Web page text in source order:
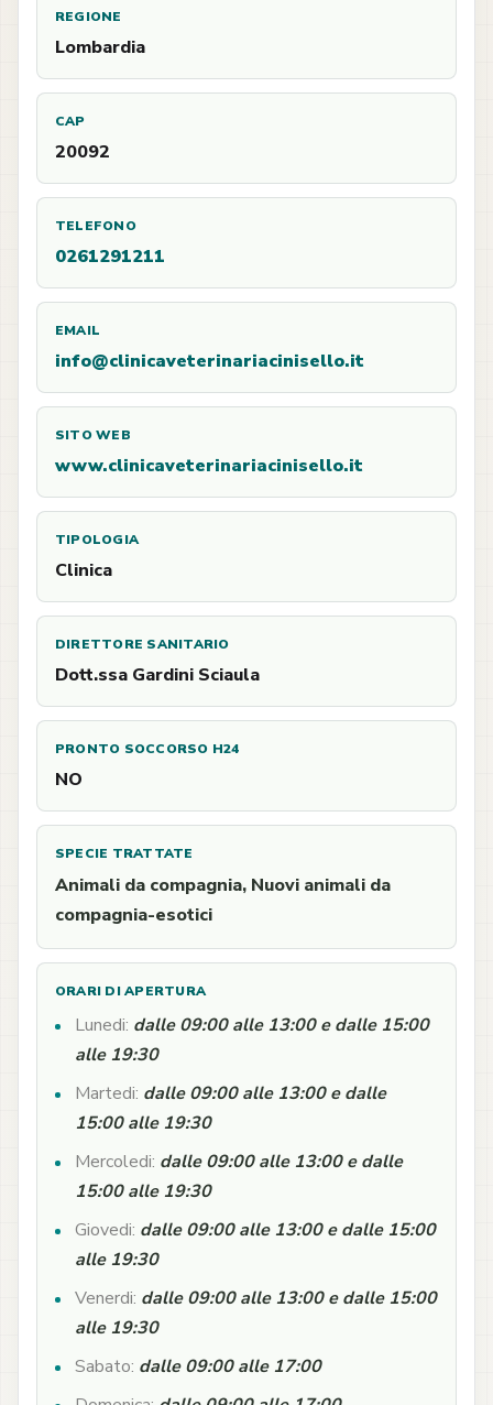
REGIONE
Lombardia
CAP
20092
TELEFONO
0261291211
EMAIL
info@clinicaveterinariacinisello.it
SITO WEB
www.clinicaveterinariacinisello.it
TIPOLOGIA
Clinica
DIRETTORE SANITARIO
Dott.ssa Gardini Sciaula
PRONTO SOCCORSO H24
NO
SPECIE TRATTATE
Animali da compagnia, Nuovi animali da
compagnia-esotici
ORARI DI APERTURA
Lunedi: dalle 09:00 alle 13:00 e dalle 15:00
alle 19:30
Martedi: dalle 09:00 alle 13:00 e dalle
15:00 alle 19:30
Mercoledi: dalle 09:00 alle 13:00 e dalle
15:00 alle 19:30
Giovedi: dalle 09:00 alle 13:00 e dalle 15:00
alle 19:30
Venerdi: dalle 09:00 alle 13:00 e dalle 15:00
alle 19:30
Sabato: dalle 09:00 alle 17:00